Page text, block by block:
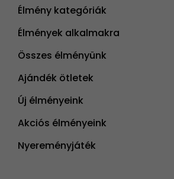
Élmény kategóriák
Élmények alkalmakra
Összes élményünk
Ajándék ötletek
Új élményeink
Akciós élményeink
Nyereményjáték